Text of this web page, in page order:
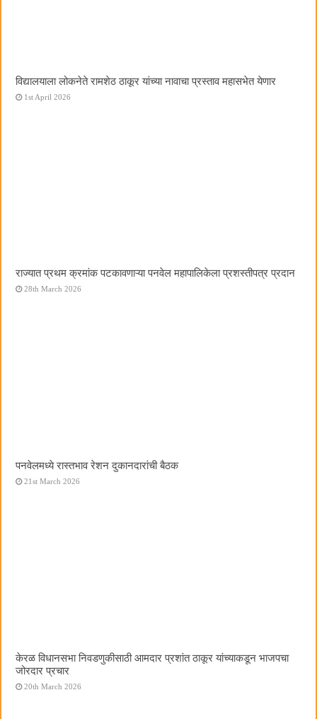
विद्यालयाला लोकनेते रामशेठ ठाकूर यांच्या नावाचा प्रस्ताव महासभेत येणार
1st April 2026
राज्यात प्रथम क्रमांक पटकावणाऱ्या पनवेल महापालिकेला प्रशस्तीपत्र प्रदान
28th March 2026
पनवेलमध्ये रास्तभाव रेशन दुकानदारांची बैठक
21st March 2026
केरळ विधानसभा निवडणुकीसाठी आमदार प्रशांत ठाकूर यांच्याकडून भाजपचा
जोरदार प्रचार
20th March 2026